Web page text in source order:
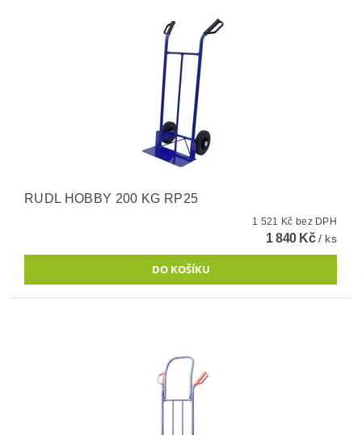
RUDL HOBBY 200 KG RP25
1 521 Kč bez DPH
1 840 Kč/ ks